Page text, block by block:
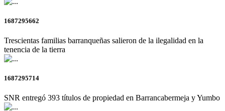
1687295662
Trescientas familias barranqueñas salieron de la ilegalidad en la
tenencia de la tierra
1687295714
SNR entregó 393 títulos de propiedad en Barrancabermeja y Yumbo